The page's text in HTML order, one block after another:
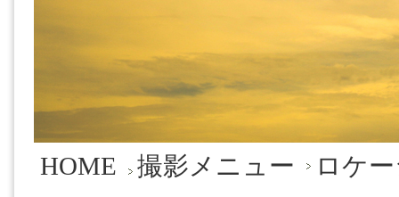
HOME 撮影メニュー ロケ